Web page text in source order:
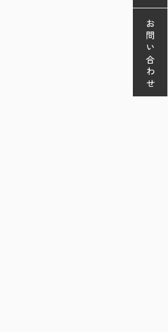
お問い合わせ